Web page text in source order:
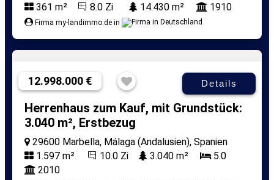
361 m²
8.0 Zi 14.430 m² 1910
Firma my-landimmo.de in
12.998.000 € Details
Herrenhaus zum Kauf, mit Grundstück:
3.040 m², Erstbezug
29600 Marbella, Málaga (Andalusien), Spanien
1.597 m²
10.0 Zi 3.040 m²
5.0
2010